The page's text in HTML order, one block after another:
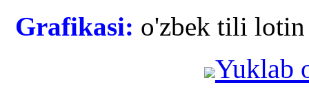
Grafikasi: o'zbek tili
Yuklab